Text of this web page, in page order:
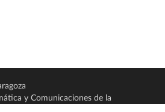
y Comunicaciones de la